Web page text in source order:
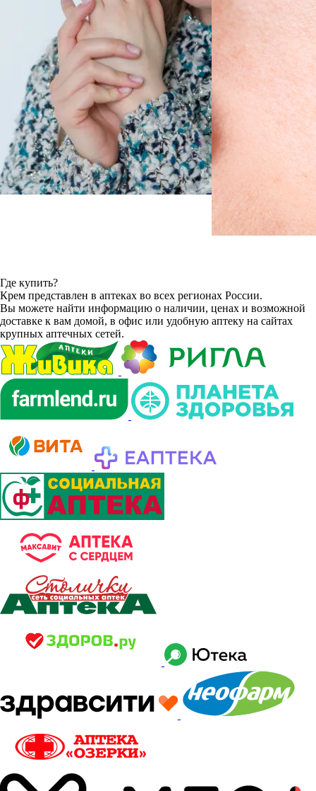
Где купить?
Крем представлен в аптеках во всех регионах России.
Вы можете найти информацию о наличии, ценах и возможной
доставке к вам домой, в офис или удобную аптеку на сайтах
крупных аптечных сетей.